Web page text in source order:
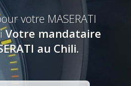
votre MASERATI
Votre mandataire
au Chili.